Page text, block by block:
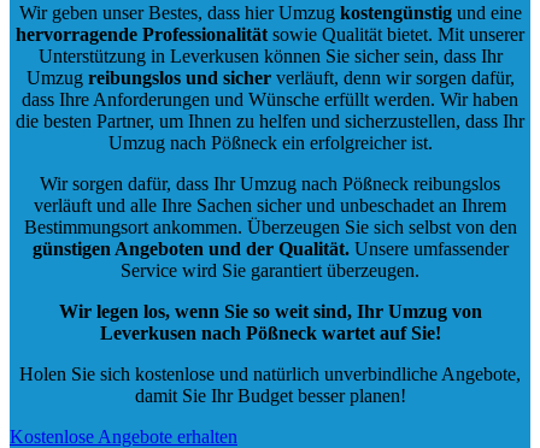
Wir geben unser Bestes, dass hier Umzug kostengünstigund eine
hervorragende Professionalität sowie Qualität bietet. Mit unserer
Unterstützung in Leverkusen können Sie sicher sein, dass Ihr
Umzug reibungslos und sicherverläuft, denn wir sorgen dafür,
dass Ihre Anforderungen und Wünsche erfüllt werden. Wir haben
die besten Partner, um Ihnen zu helfen und sicherzustellen, dass Ihr
Umzug nach Pößneck ein erfolgreicher ist.
Wir sorgen dafür, dass Ihr Umzug nach Pößneck reibungslos
verläuft und alle Ihre Sachen sicher und unbeschadet an Ihrem
Bestimmungsort ankommen. Überzeugen Sie sich selbst von den
günstigen Angeboten und der Qualität.Unsere umfassender
Service wird Sie garantiert überzeugen.
Wir legen los, wenn Sie so weit sind, Ihr Umzug von
Leverkusen nach Pößneck wartet auf Sie!
Holen Sie sich kostenlose und natürlich unverbindliche Angebote,
damit Sie Ihr Budget besser planen!
Kostenlose Angebote erhalten